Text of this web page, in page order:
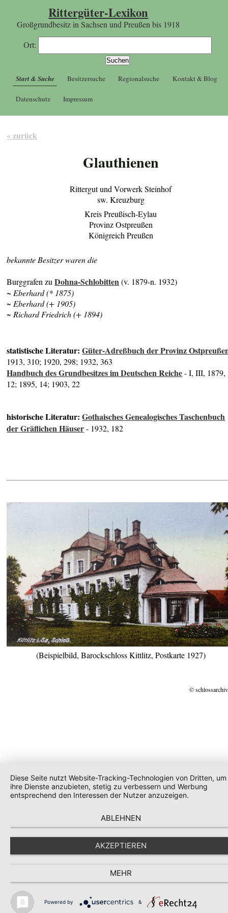
Rittergüter-Lexikon
Großgrundbesitz in Sachsen und Preußen bis 1918
Ort:
Start & Suche Besitzersuche Regionalsuche Kontakt & Blog
Datenschutz Impressum
« zurück
Glauthienen
Rittergut und Vorwerk Steinhof
sw. Kreuzburg
Kreis Preußisch-Eylau
Provinz Ostpreußen
Königreich Preußen
bekannte Besitzer waren die
Burggrafen zuDohna-Schlobitten(v. 1879-n. 1932)
~ Eberhard (* 1875)
~ Eberhard (+ 1905)
~ Richard Friedrich (+ 1894)
statistische Literatur:Güter-Adreßbuch der Provinz
1913, 310; 1920, 298; 1932, 363
Handbuch des Grundbesitzes im Deutschen Reiche- I, III, 1879,
12; 1895, 14; 1903, 22
historische Literatur:Gothaisches Genealogisches Taschenbuch
der Gräflichen Häuser- 1932, 182
(Beispielbild, Barockschloss Kittlitz, Postkarte 1927)
©
Diese Seite nutzt Website-Tracking-Technologien von Dritten, um
ihre Dienste anzubieten, stetig zu verbessern und Werbung
entsprechend den Interessen der Nutzer anzuzeigen.
ABLEHNEN
AKZEPTIEREN
MEHR
Powered by &